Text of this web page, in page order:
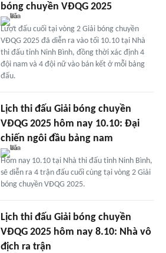
bóng chuyền VĐQG 2025
Lượt đấu cuối tại vòng 2 Giải bóng chuyền
VĐQG 2025 đã diễn ra vào tối 10.10 tại Nhà
thi đấu tỉnh Ninh Bình, đồng thời xác định 4
đội nam và 4 đội nữ vào bán kết ở mỗi bảng
đấu.
Lịch thi đấu Giải bóng chuyền
VĐQG 2025 hôm nay 10.10: Đại
chiến ngôi đầu bảng nam
Hôm nay 10.10 tại Nhà thi đấu tỉnh Ninh Bình,
sẽ diễn ra 4 trận đấu cuối cùng tại vòng 2 Giải
bóng chuyền VĐQG 2025.
Lịch thi đấu Giải bóng chuyền
VĐQG 2025 hôm nay 8.10: Nhà vô
địch ra trận